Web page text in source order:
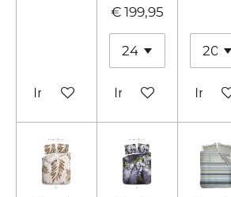
In winkelwagen
€ 199,95
In winkelwagen
In